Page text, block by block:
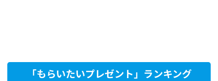
「もらいたいプレゼント」ランキング